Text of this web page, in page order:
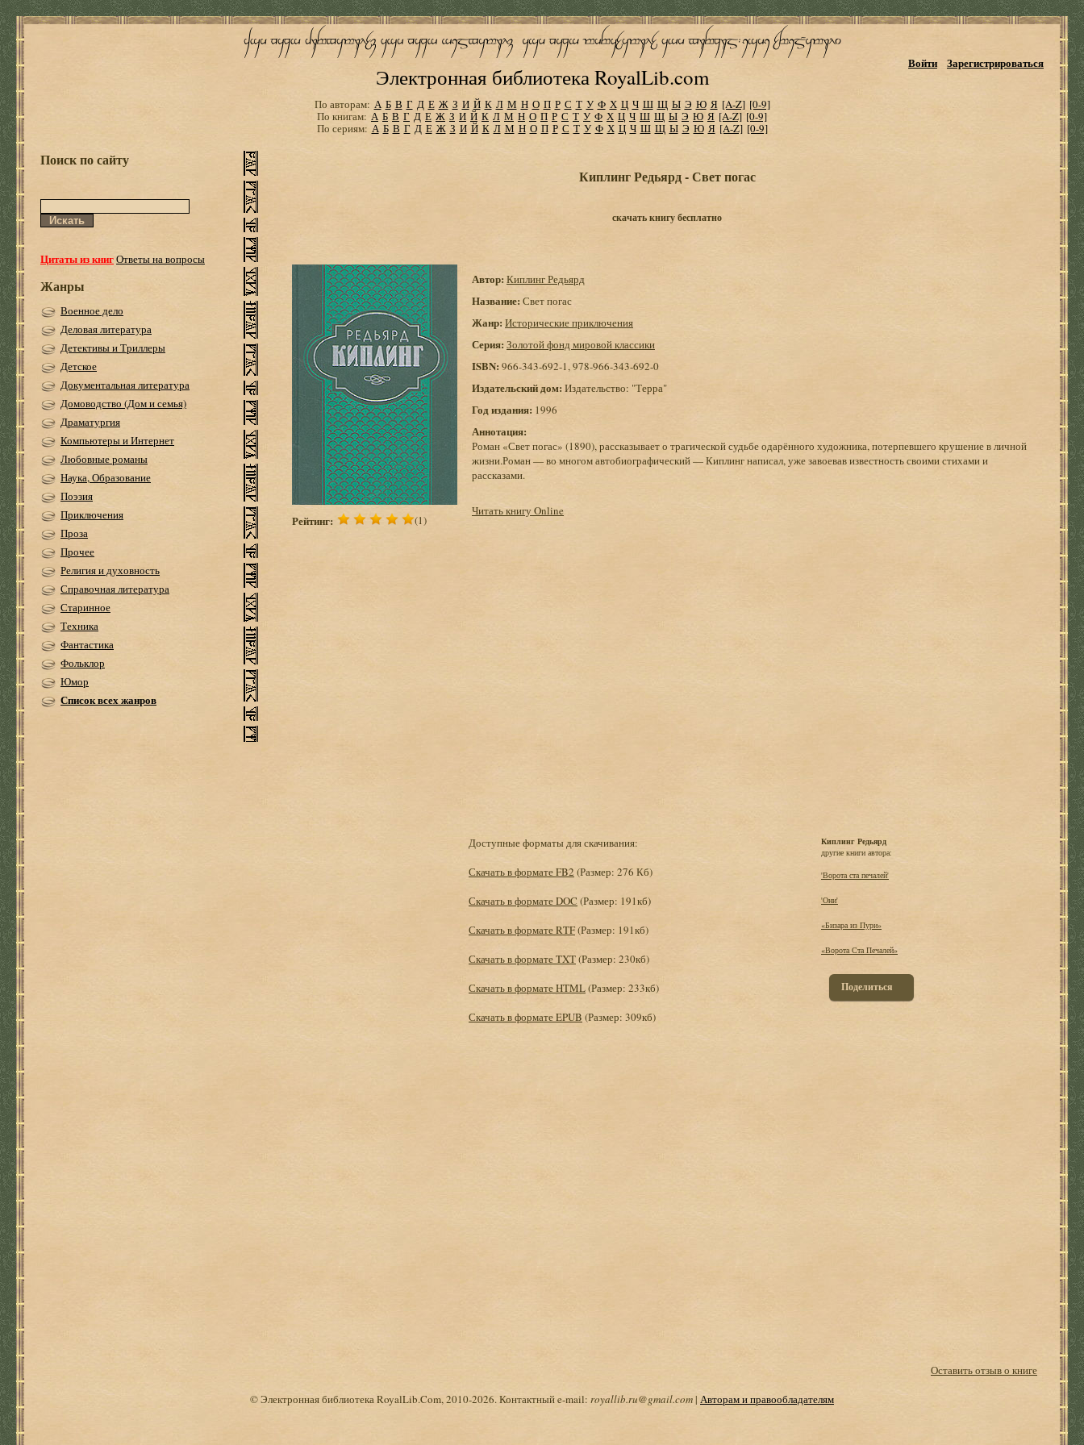
Электронная библиотека RoyalLib.com
Войти Зарегистрироваться
По авторам: А Б В Г Д Е Ж З И Й К Л М Н О П Р С Т У Ф Х Ц Ч Ш Щ Ы Э Ю Я [A-Z] [0-9]
По книгам: А Б В Г Д Е Ж З И Й К Л М Н О П Р С Т У Ф Х Ц Ч Ш Щ Ы Э Ю Я [A-Z] [0-9]
По сериям: А Б В Г Д Е Ж З И Й К Л М Н О П Р С Т У Ф Х Ц Ч Ш Щ Ы Э Ю Я [A-Z] [0-9]
Поиск по сайту
Цитаты из книгОтветы на вопросы
Жанры
Военное дело
Деловая литература
Детективы и Триллеры
Детское
Документальная литература
Домоводство (Дом и семья)
Драматургия
Компьютеры и Интернет
Любовные романы
Наука, Образование
Поэзия
Приключения
Проза
Прочее
Религия и духовность
Справочная литература
Старинное
Техника
Фантастика
Фольклор
Юмор
Список всех жанров
Киплинг Редьярд - Свет погас
скачать книгу бесплатно
Рейтинг: (1)
Автор: Киплинг Редьярд
Название: Свет погас
Жанр: Исторические приключения
Серия: Золотой фонд мировой классики
ISBN: 966-343-692-1, 978-966-343-692-0
Издательский дом: Издательство: "Терра"
Год издания: 1996
Аннотация:
Роман «Свет погас» (1890), рассказывает о трагической судьбе одарённого художника, потерпевшего крушение в личной
жизни.Роман — во многом автобиографический — Киплинг написал, уже завоевав известность своими стихами и
рассказами.
Читать книгу Online
Доступные форматы для скачивания:
Скачать в формате FB2 (Размер: 276 Кб)
Скачать в формате DOC (Размер: 191кб)
Скачать в формате RTF(Размер: 191кб)
Скачать в формате TXT(Размер: 230кб)
Скачать в формате HTML(Размер: 233кб)
Скачать в формате EPUB (Размер: 309кб)
Киплинг Редьярд
другие книги автора:
'Ворота ста печалей'
'Они'
«Бизара из Пури»
«Ворота Ста Печалей»
Поделиться
Оставить отзыв о книге
© Электронная библиотека RoyalLib.Com, 2010-2026. Контактный e-mail: royallib.ru@gmail.com| Авторам и правообладателям